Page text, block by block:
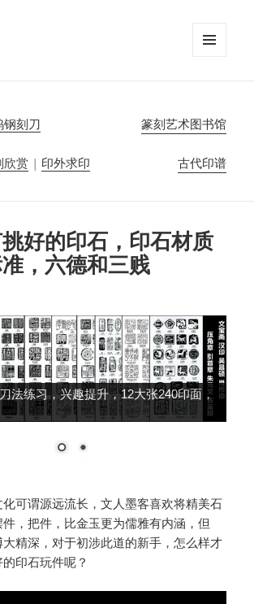
钢刻刀 篆刻艺术图书馆
欣赏 | 印外求印 古代印谱
好的印石，印石材质
，六德和三贱
法练习，兴趣提升，12大张240印面，
可谓源远流长，文人墨客喜欢将精美石
，把件，比金玉更为儒雅有内涵，但
精深，对于初涉此道的新手，怎么样才
印石玩件呢？